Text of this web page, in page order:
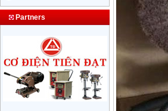
May mai Makita
9553B (100mm)
710W
May mai 180mm
Bosch GWS 2200-180
(2000W)
Price:3438000VND
Partners